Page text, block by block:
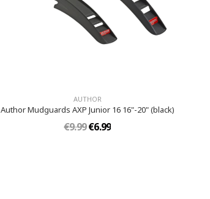
AUTHOR
Author Mudguards AXP Junior 16 16"-20" (black)
€9.99€6.99